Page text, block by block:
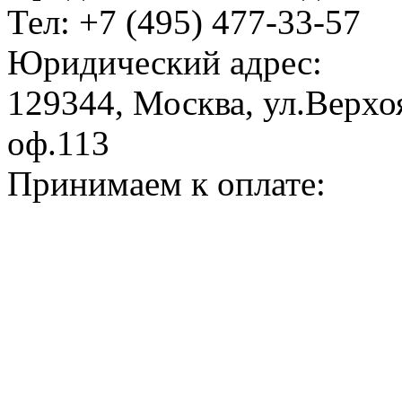
Тел: +7 (495) 477-33-57
Юридический адрес:
129344, Москва,
оф.113
Принимаем к оплате: